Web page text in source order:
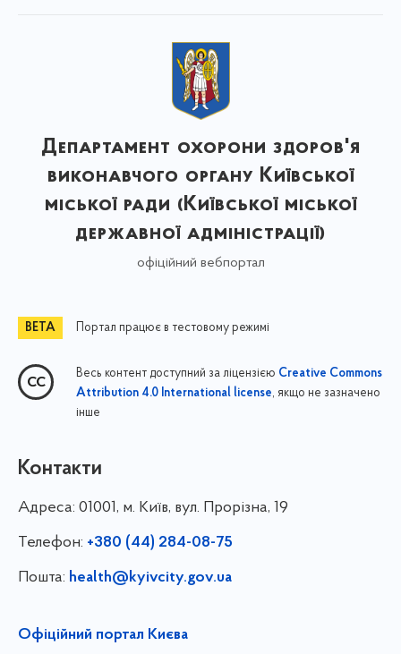
Департамент охорони здоров'я
виконавчого органу Київської
міської ради (Київської міської
державної адміністрації)
офіційний вебпортал
Портал працює в тестовому режимі
Весь контент доступний за ліцензією Creative Commons
Attribution 4.0 International license, якщо не зазначено
інше
Контакти
Адреса: 01001, м. Київ, вул. Прорізна, 19
Телефон: +380 (44) 284-08-75
Пошта: health@kyivcity.gov.ua
Офіційний портал Києва